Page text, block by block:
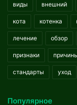
виды внешний
кота котенка
лечение обзор
признаки
стандарты уход
Популярное